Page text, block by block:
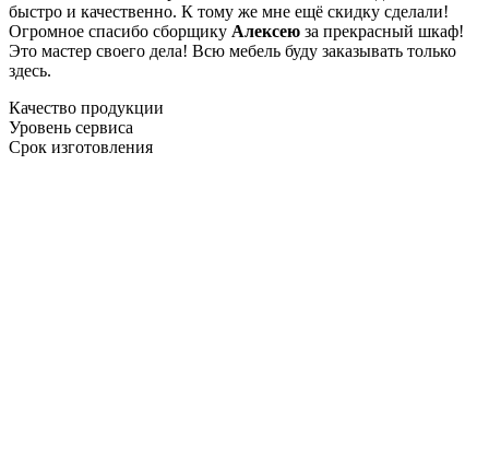
быстро и качественно. К тому же мне ещё скидку сделали!
Огромное спасибо сборщику Алексею за прекрасный шкаф!
Это мастер своего дела! Всю мебель буду заказывать только
здесь.
Качество продукции
Уровень сервиса
Срок изготовления